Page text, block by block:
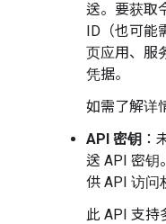
送。要获取
ID（也可能
页应用、服
凭据。
如需了解详
API 密钥 ：
送 API 密钥
供 API 访问
此 API 支持